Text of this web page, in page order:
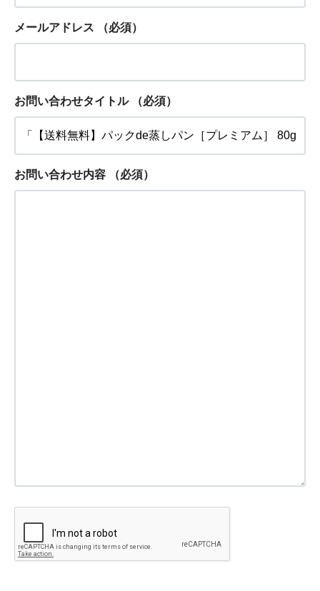
メールアドレス （必須）
お問い合わせタイトル （必須）
お問い合わせ内容 （必須）